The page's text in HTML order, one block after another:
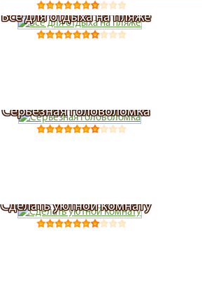
Все для отдыха на пляже
Серьезная головоломка
Сделать уютной комнату